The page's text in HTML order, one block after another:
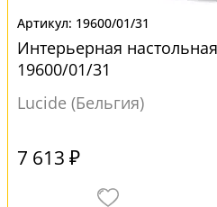
19600/01/31
Интерьерная
19600/01/31
Lucide (Бельгия)
7 613 ₽